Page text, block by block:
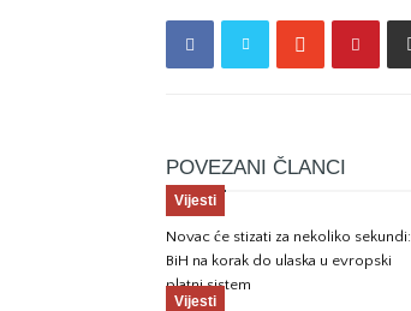
POVEZANI ČLANCI
Vijesti
Novac će stizati za nekoliko sekundi:
BiH na korak do ulaska u evropski
platni sistem
Vijesti